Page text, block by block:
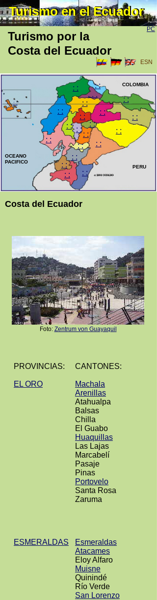
PC
Turismo en el Ecuador
Turismo en el Ecuador
Turismo por la
Costa del Ecuador
Costa del Ecuador
PROVINCIAS:
EL ORO
CANTONES:
Machala
Arenillas
Atahualpa
Balsas
Chilla
El Guabo
Huaquillas
Las Lajas
Marcabelí
Pasaje
Pinas
Portovelo
Santa Rosa
Zaruma
ESMERALDAS
Esmeraldas
Atacames
Eloy Alfaro
Muisne
Quinindé
Río Verde
San Lorenzo
Foto: Zentrum von Guayaquil
COLOMBIA
PERU
OCEANO
PACIFICO
: :
: :
: :
. . .
: :
: :
: :
: :
: :
: :
: :
: :
: :
: :
: :
: :
: :
: :
: :
: :
: :
: :
ESN